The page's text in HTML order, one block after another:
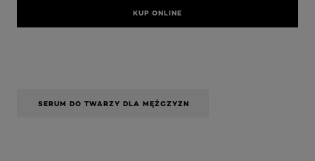
KUP ONLINE
SERUM DO TWARZY DLA MĘŻCZYZN